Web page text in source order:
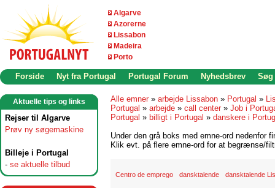
Algarve
Azorerne
Lissabon
Madeira
Porto
Forside Nyt fra Portugal Portugal Forum Nyhedsbrev Søg
Aktuelle tips og links
Rejser til Algarve
Prøv ny søgemaskine
Billeje i Portugal
- se aktuelle tilbud
Alle emner » arbejde Lissabon » Portugal »
Portugal » arbejde » call center » Job i
Portugal » billigt i Portugal » danskere i
Under den grå boks med emne-ord nedenfor
Klik evt. på flere emne-ord for at begrænse/
Centro de emprego dansktalende dansktalende